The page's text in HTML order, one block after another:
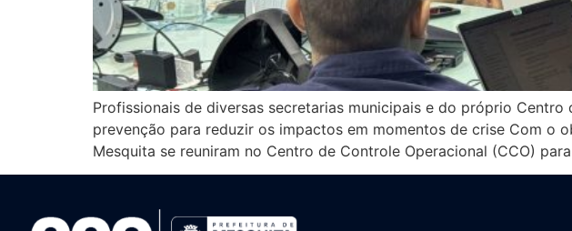
Profissionais de diversas secretarias municipais e do próprio
prevenção para reduzir os impactos em momentos de crise Com o
Mesquita se reuniram no Centro de Controle Operacional (CCO)